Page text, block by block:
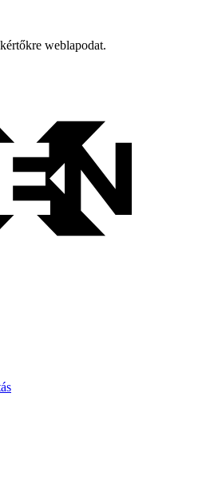
weblapodat.